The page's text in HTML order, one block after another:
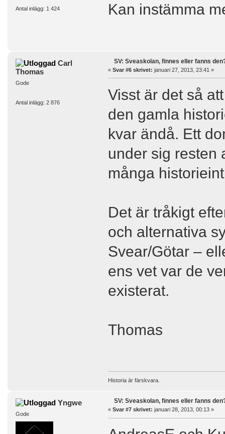
Antal inlägg: 1 424 Kan instämma
Carl
Thomas
Gode
Antal inlägg: 2 876
SV: Sveaskolan, finnes eller fanns
« Svar #6 skrivet: januari 27, 2013, 23:41 »
Visst är det så
den gamla
kvar ändå. Ett
under sig resten
många
Det är tråkigt
och alternativa
Svear/Götar –
ens vet var de
existerat.
Thomas
Historia är färskvara.
Yngwe
Gode
SV: Sveaskolan, finnes eller fanns
« Svar #7 skrivet: januari 28, 2013, 00:13 »